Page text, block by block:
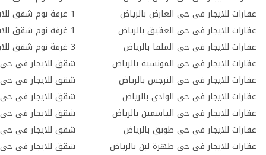
عقارات للايجار فى حى العارض بالرياض
عقارات للايجار فى حى العقيق بالرياض
عقارات للايجار فى حى الملقا بالرياض
عقارات للايجار فى حى المونسية بالرياض
عقارات للايجار فى حى النرجس بالرياض
عقارات للايجار فى حى الوادى بالرياض
عقارات للايجار فى حى الياسمين بالرياض
عقارات للايجار فى حى طويق بالرياض
عقارات للايجار فى حى ظهرة لبن بالرياض
شقق للايجار فى حى
شقق للايجار فى حى
شقق للايجار فى حى
شقق للايجار فى حى
شقق للايجار فى حى
شقق للايجار فى حى